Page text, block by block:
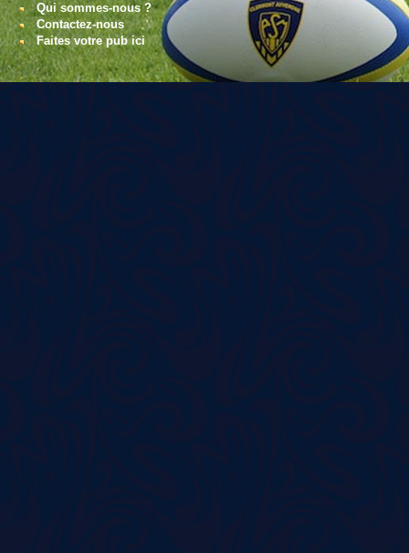
Qui sommes-nous ?
Contactez-nous
Faites votre pub ici